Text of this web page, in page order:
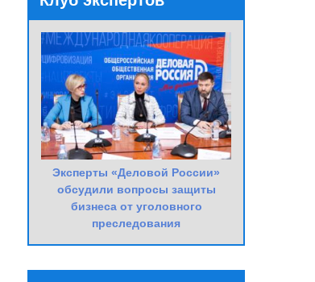
Эксперты «Деловой России»
обсудили вопросы защиты
бизнеса от уголовного
преследования